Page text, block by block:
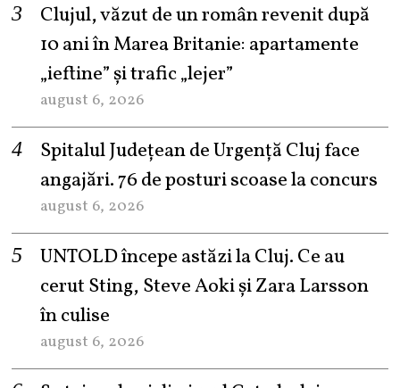
Clujul, văzut de un român revenit după
10 ani în Marea Britanie: apartamente
„ieftine” și trafic „lejer”
august 6, 2026
Spitalul Județean de Urgență Cluj face
angajări. 76 de posturi scoase la concurs
august 6, 2026
UNTOLD începe astăzi la Cluj. Ce au
cerut Sting, Steve Aoki și Zara Larsson
în culise
august 6, 2026